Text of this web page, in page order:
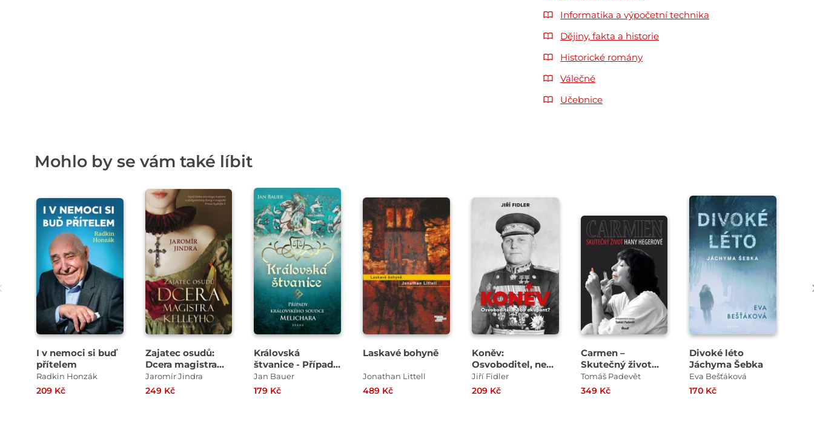
Informatika a výpočetní technika
Dějiny, fakta a historie
Historické romány
Válečné
Učebnice
Mohlo by se vám také líbit
I v nemoci si buď
přítelem
Radkin Honzák
209 Kč
Zajatec osudů:
Dcera magistra
Kelleyho
Jaromír Jindra
249 Kč
Královská
štvanice - Případy
královského
soudce Melichara
Jan Bauer
179 Kč
Laskavé bohyně
Jonathan Littell
489 Kč
Koněv:
Osvoboditel, nebo
okupant?
Jiří Fidler
209 Kč
Carmen –
Skutečný život
Hany Hegerové
Tomáš Padevět
349 Kč
Divoké léto
Jáchyma Šebka
Eva Bešťáková
170 Kč